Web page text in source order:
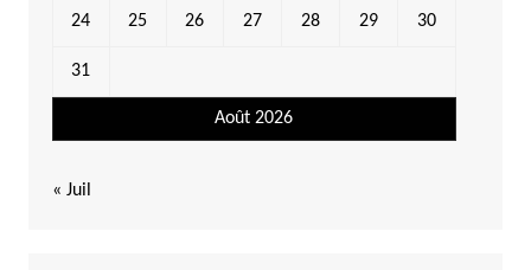
Août 2026
24 25 26 27 28 29 30
31
« Juil